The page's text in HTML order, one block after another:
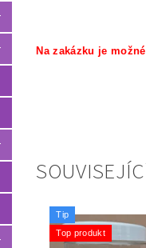
Na zakázku je
Tip
Top produkt